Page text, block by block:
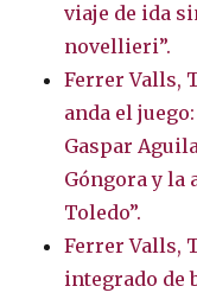
viaje de ida
novellieri”.
Ferrer Valls,
anda el
Gaspar
Góngora y la
Toledo”.
Ferrer Valls,
integrado de